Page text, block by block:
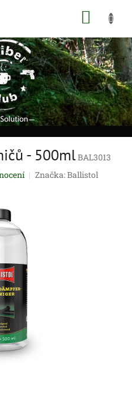
- 500mlBAL3013
Značka:Ballistol